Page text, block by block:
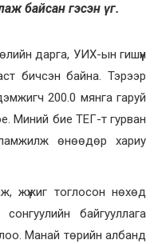
байсан гэсэн үг.
дарга, УИХ-ын гишүүн
бичсэн байна. Тэрээр
200.0 мянга гаруй
Миний бие ТЕГ-т гурван
өнөөдөр хариу
жүжиг тоглосон нөхөд
байгууллага
Манай төрийн албанд